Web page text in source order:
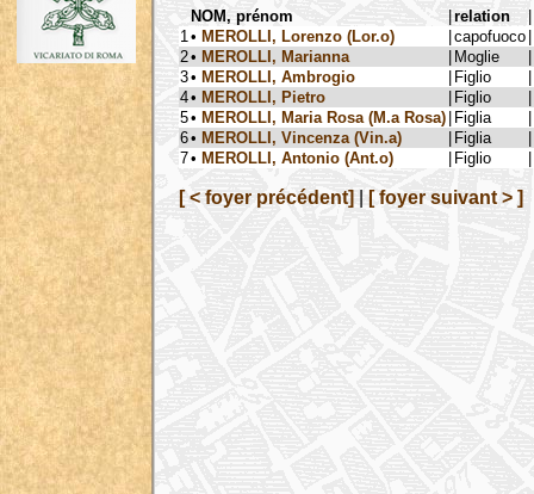
NOM, prénom | relation
|
1 • MEROLLI, Lorenzo (Lor.o) |capofuoco |
2• MEROLLI, Marianna | Moglie
|
3• MEROLLI, Ambrogio | Figlio
|
4• MEROLLI, Pietro | Figlio
|
5• MEROLLI, Maria Rosa (M.a Rosa) | Figlia
|
6• MEROLLI, Vincenza (Vin.a) | Figlia
|
7• MEROLLI, Antonio (Ant.o) | Figlio |
[ < foyer précédent] [ foyer suivant > ]